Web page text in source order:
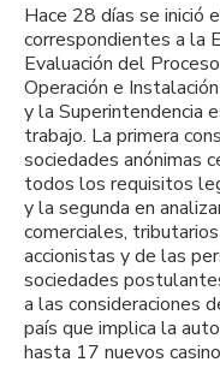
Hace 28 días se inició
correspondientes a la
Evaluación del
Operación e
y la Superintendencia
trabajo. La primera
sociedades anónimas
todos los requisitos
y la segunda en
comerciales,
accionistas y de las
sociedades
a las consideraciones
país que implica la
hasta 17 nuevos